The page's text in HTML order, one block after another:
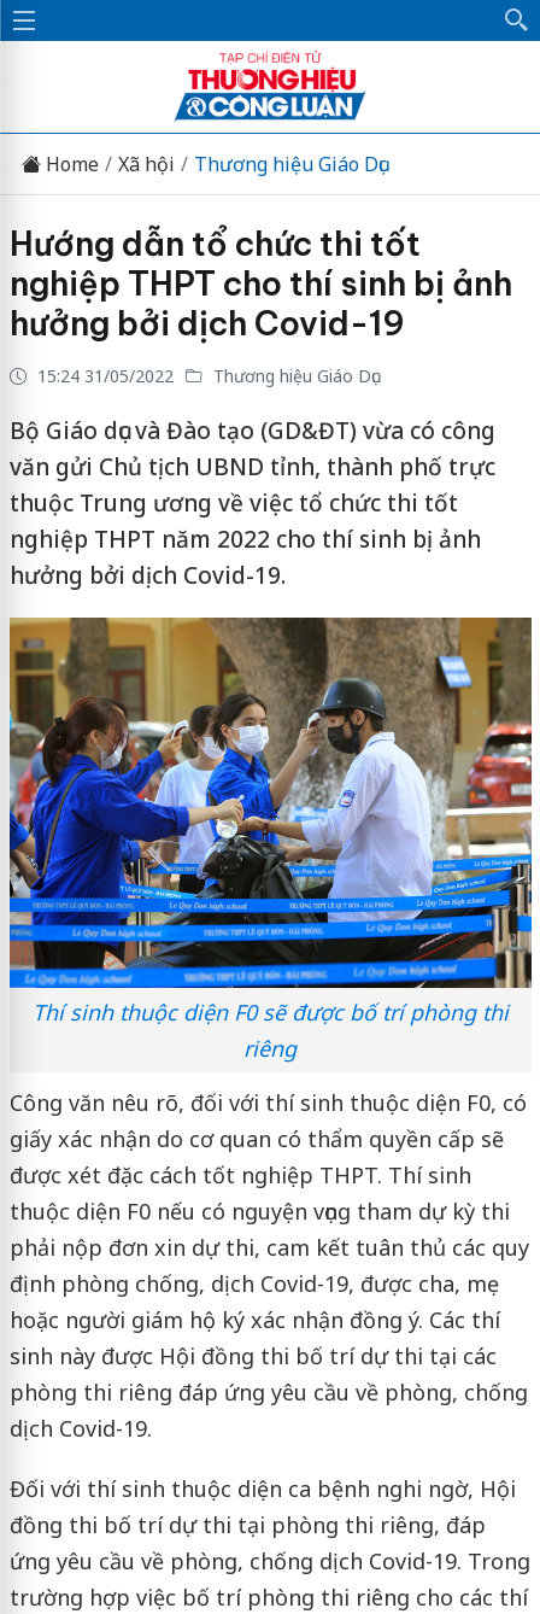
Home Xã hội Thương hiệu Giáo Dục
Hướng dẫn tổ chức thi tốt
nghiệp THPT cho thí sinh bị ảnh
hưởng bởi dịch Covid-19
15:24 31/05/2022 Thương hiệu Giáo Dục
Bộ Giáo dục và Đào tạo (GD&ĐT) vừa có công
văn gửi Chủ tịch UBND tỉnh, thành phố trực
thuộc Trung ương về việc tổ chức thi tốt
nghiệp THPT năm 2022 cho thí sinh bị ảnh
hưởng bởi dịch Covid-19.
Thí sinh thuộc diện F0 sẽ được bố trí phòng thi
riêng
Công văn nêu rõ, đối với thí sinh thuộc diện F0, có
giấy xác nhận do cơ quan có thẩm quyền cấp sẽ
được xét đặc cách tốt nghiệp THPT. Thí sinh
thuộc diện F0 nếu có nguyện vọng tham dự kỳ thi
phải nộp đơn xin dự thi, cam kết tuân thủ các quy
định phòng chống, dịch Covid-19, được cha, mẹ
hoặc người giám hộ ký xác nhận đồng ý. Các thí
sinh này được Hội đồng thi bố trí dự thi tại các
phòng thi riêng đáp ứng yêu cầu về phòng, chống
dịch Covid-19.
Đối với thí sinh thuộc diện ca bệnh nghi ngờ, Hội
đồng thi bố trí dự thi tại phòng thi riêng, đáp
ứng yêu cầu về phòng, chống dịch Covid-19. Trong
trường hợp việc bố trí phòng thi riêng cho các thí